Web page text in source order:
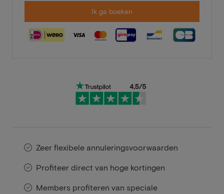
Ik ga boeken
Zeer flexibele annuleringsvoorwaarden
Profiteer direct van hoge kortingen
Members profiteren van speciale